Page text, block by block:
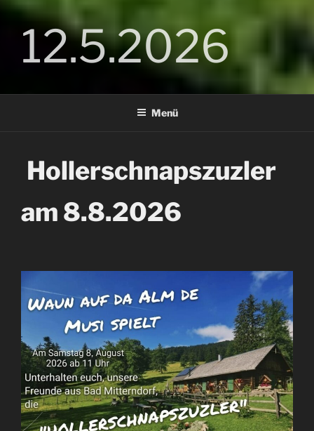
12.5.2026
Menü
Hollerschnapszuzler
am 8.8.2026